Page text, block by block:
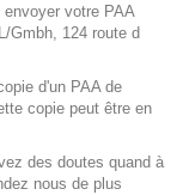
votre PAA
Gmbh, 124 route d
d'un PAA de
copie peut être en
des doutes quand à
nous de plus